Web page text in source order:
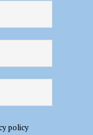
e Promozione
policy